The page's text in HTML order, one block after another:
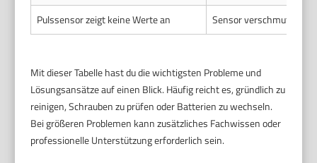
Pulssensor zeigt keine Werte an
Sensor verschmutzt
Mit dieser Tabelle hast du die wichtigsten Probleme und
Lösungsansätze auf einen Blick. Häufig reicht es, gründlich zu
reinigen, Schrauben zu prüfen oder Batterien zu wechseln.
Bei größeren Problemen kann zusätzliches Fachwissen oder
professionelle Unterstützung erforderlich sein.